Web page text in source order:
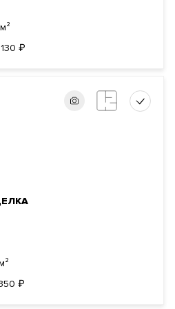
₽
₽